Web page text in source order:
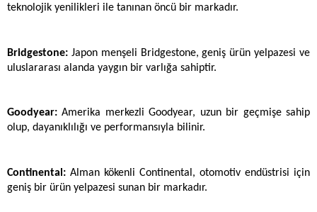
teknolojik yenilikleri ile tanınan öncü bir markadır.
Bridgestone: Japon menşeli Bridgestone, geniş ürün yelpazesi ve
uluslararası alanda yaygın bir varlığa sahiptir.
Goodyear: Amerika merkezli Goodyear, uzun bir geçmişe sahip
olup, dayanıklılığı ve performansıyla bilinir.
Continental: Alman kökenli Continental, otomotiv endüstrisi için
geniş bir ürün yelpazesi sunan bir markadır.